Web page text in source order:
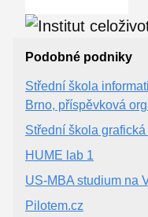
Podobné podniky
Střední škola
Brno, příspěvková
Střední škola
HUME lab 1
US-MBA studium na
Pilotem.cz